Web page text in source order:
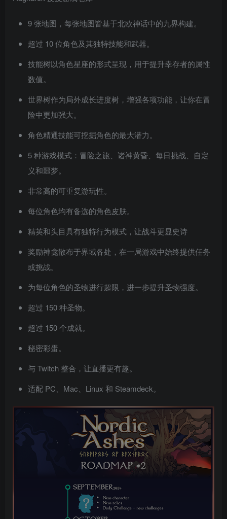
9 张地图，每张地图皆基于北欧神话中的九界构建。
超过 10 位角色及其独特技能和武器。
技能树以角色星座的形式呈现，用于提升幸存者的属性
数值。
世界树作为局外成长进度树，增强各项功能，让你在冒
险中更加强大。
角色精通技能可挖掘角色的最大潜力。
5 种游戏模式：冒险之旅、诸神黄昏、每日挑战、自定
义和噩梦。
非常高的可重复游玩性。
每位角色均有备选的角色皮肤。
精英和头目具有独特行为模式，让战斗更显史诗
奖励神龛散布于界域各处，在一局游戏中始终提供任务
或挑战。
为每位角色的圣物进行超限，进一步提升圣物强度。
超过 150 种圣物。
超过 150 个成就。
秘密彩蛋。
与 Twitch 整合，让直播更有趣。
适配 PC、Mac、Linux 和 Steamdeck。